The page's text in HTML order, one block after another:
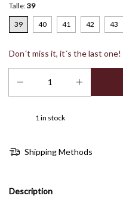
Talle:39
39 40 41 42 43
Don´t miss it, it´s the last one!
1 in stock
Shipping Methods
Description